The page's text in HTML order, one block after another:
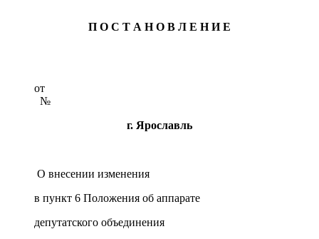
П О С Т А Н О В Л Е Н И Е
№
г. Ярославль
О внесении изменения
в пункт 6 Положения об аппарате
депутатского объединения